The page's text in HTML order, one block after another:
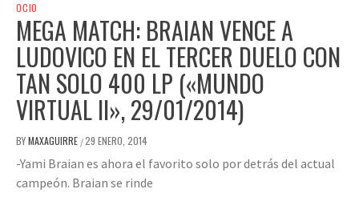
OCIO
MEGA MATCH: BRAIAN VENCE A
LUDOVICO EN EL TERCER DUELO CON
TAN SOLO 400 LP («MUNDO
VIRTUAL II», 29/01/2014)
BYMAXAGUIRRE /29 ENERO, 2014
-Yami Braian es ahora el favorito solo por detrás del actual
campeón. Braian se rinde